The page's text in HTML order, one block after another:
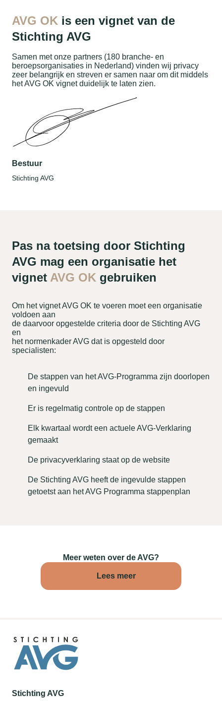
AVG OK is een vignet van de
Stichting AVG
Samen met onze partners (180 branche- en
beroepsorganisaties in Nederland) vinden wij privacy
zeer belangrijk en streven er samen naar om dit middels
het AVG OK vignet duidelijk te laten zien.
Bestuur
Stichting AVG
Pas na toetsing door Stichting
AVG mag een organisatie het
vignet AVG OK gebruiken
Om het vignet AVG OK te voeren moet een organisatie
voldoen aan
de daarvoor opgestelde criteria door de Stichting AVG
en
het normenkader AVG dat is opgesteld door
specialisten:
De stappen van het AVG-Programma zijn doorlopen
en ingevuld
Er is regelmatig controle op de stappen
Elk kwartaal wordt een actuele AVG-Verklaring
gemaakt
De privacyverklaring staat op de website
De Stichting AVG heeft de ingevulde stappen
getoetst aan het AVG Programma stappenplan
Meer weten over de AVG?
Lees meer
Stichting AVG